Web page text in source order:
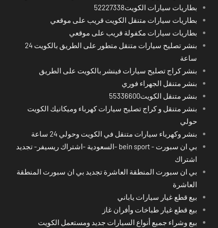
بطاريات سيارات الكويت52227338
بطاريات سيارات متنقل الكويت قريب على موقعي
بطاريات سيارات مكفولة قريب على موقعي
بنشر تصليح سيارات متنقل متطور على الطريق بالكويت 24
ساعة
بنشر كراج تصليح سيارات فينشر بالكويت على الطريق
بنشر متنقل الجهراء فوري
بنشر متنقل الكويت55336600
بنشر متنقل و كراج تصليح سيارات كهرباء وميكانيك الكويت
حولي
بنشر وكهرباء سيارات متنقل في الكويت وحولي 24 ساعة
بي ان سبورت - bein sport -السعودية -اشتراك ريسيفر- تجديد
اشتراك
بي ان سبورت المنطقة العاشرة تجديد بي ان سبورت المنطقة
العاشرة
بيع قطع غيار سيارات ياباني
بيع قطع غيار طباخات وأفران غاز
بيع وشراء جميع أنواع السيارات جديد ومستعمل الكويت